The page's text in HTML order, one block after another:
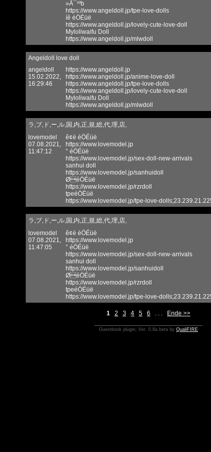
»Ã¯¹ºb
https://www.angeldoll.jp/tpe-love-dolls
íê éÖÉüë
https://www.angeldoll.jp/lovely-cute-love-doll
Myloliwaifu Doll
https://www.angeldoll.jp/mlwdoll
Angeldoll love doll
angeldoll
15.02.2022,
16:29:46
https://www.angeldoll.jp
https://www.angeldoll.jp/anime-love-doll
https://www.angeldoll.jp/tpe-love-dolls
https://www.angeldoll.jp/lovely-cute-love-doll
Myloliwaifu Doll
https://www.angeldoll.jp/mlwdoll
ラ,ブ,ド,ー,ル,国,内,正,規,総,代,理,店,
lovemodel
07.08.2021,
11:47:12
ê¢ë éÖÉüë
https://www.lovemodel.jp
° éÖÉüë
https://www.lovemodel.jp/sex-doll-new-arrivals
sanhui doll
https://www.lovemodel.jp/sanhuidoll
ØéÖÉüë
https://www.lovemodel.jp/rzrdoll
tpeéÖÉüë
https://www.lovemodel.jp/tpe-love-
ラ,ブ,ド,ー,ル,国,内,正,規,総,代,理,店,
lovemodel
07.08.2021,
11:47:05
ê¢ë éÖÉüë
https://www.lovemodel.jp
° éÖÉüë
https://www.lovemodel.jp/sex-doll-new-arrivals
sanhui doll
https://www.lovemodel.jp/sanhuidoll
ØéÖÉüë
https://www.lovemodel.jp/rzrdoll
tpeéÖÉüë
https://www.lovemodel.jp/tpe-love-
1 2 3 4 5 6 . . . Ende >>
Guestbook plugin, Ver. 0.8a beta by QualiFIRE